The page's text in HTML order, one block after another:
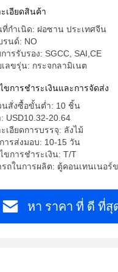
เอียดสินค้า
ที่กำเนิด: ฝอซาน ประเทศจีน
รนด์: NO
ารรับรอง: SGCC, SAI,CE
ลขรุ่น: กระจกลามิเนต
ขการชําระเงินและการจัดส่ง
นสั่งซื้อขั้นต่ำ: 10 ชิ้น
USD10.32-20.64
เอียดการบรรจุ: ลังไม้
ารส่งมอบ: 10-15 วัน
ขการชำระเงิน: T/T
รถในการผลิต: ตู้คอนเทนเนอ
หา ราคา ที่ ดี ที่สุ